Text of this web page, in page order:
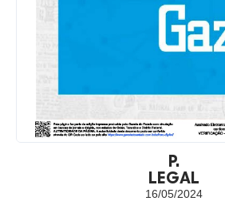
P.
LEGAL
16/05/2024